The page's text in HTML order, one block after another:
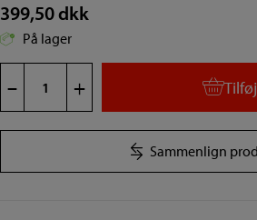
399,50dkk
På lager
–
glas
4
+
Sammenlign